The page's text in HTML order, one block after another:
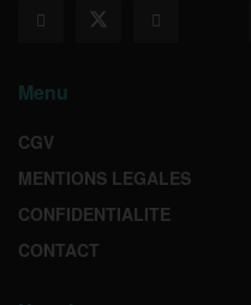
Menu
CGV
MENTIONS LEGALES
CONFIDENTIALITE
CONTACT